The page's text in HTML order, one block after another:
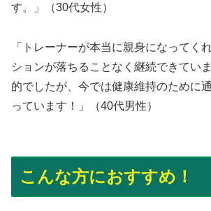
す。」（30代女性）
「トレーナーが本当に親身になってく
ションが落ちることなく継続できてい
的でしたが、今では健康維持のために
っています！」（40代男性）
こんな方におすすめ！